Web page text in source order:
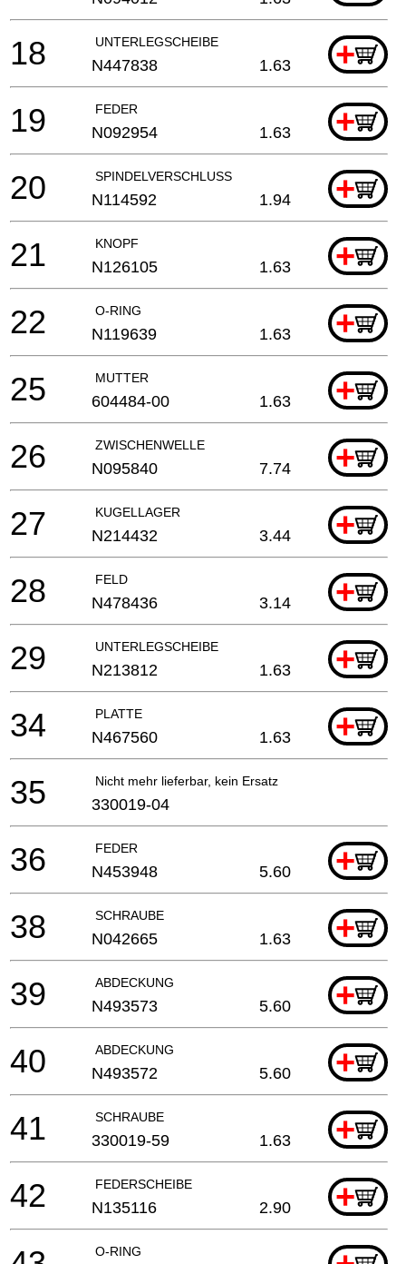
UNTERLEGSCHEIBE +
18 N447838 1.63
FEDER +
19 N092954 1.63
SPINDELVERSCHLUSS +
20 N114592 1.94
KNOPF +
21 N126105 1.63
O-RING +
22 N119639 1.63
MUTTER +
25 604484-00 1.63
ZWISCHENWELLE +
26 N095840 7.74
KUGELLAGER +
27 N214432 3.44
FELD +
28 N478436 3.14
UNTERLEGSCHEIBE +
29 N213812 1.63
PLATTE +
34 N467560 1.63
Nicht mehr lieferbar, kein Ersatz
35 330019-04
FEDER +
36 N453948 5.60
SCHRAUBE +
38 N042665 1.63
ABDECKUNG +
39 N493573 5.60
ABDECKUNG +
40 N493572 5.60
SCHRAUBE +
41 330019-59 1.63
FEDERSCHEIBE +
42 N135116 2.90
O-RING